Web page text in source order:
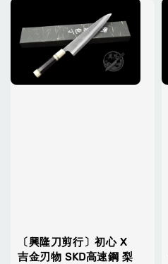
〔興隆刀剪行〕初心 X
吉金刃物 SKD高速鋼 梨